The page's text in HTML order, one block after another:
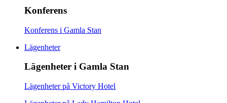
Konferens
Konferens i Gamla Stan
Lägenheter
Lägenheter i Gamla Stan
Lägenheter på Victory Hotel